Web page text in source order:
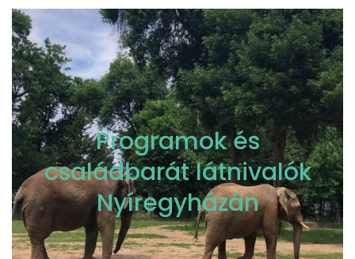
Programok és
családbarát látnivalók
Nyíregyházán